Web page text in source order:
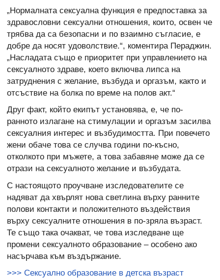
„Нормалната сексуална функция е предпоставка за
здравословни сексуални отношения, които, освен че
трябва да са безопасни и по взаимно съгласие, е
добре да носят удоволствие.“, коментира Пераджин.
„Насладата също е приоритет при управлението на
сексуалното здраве, което включва липса на
затруднения с желание, възбуда и оргазъм, както и
отсъствие на болка по време на полов акт.“
Друг факт, който екипът установява, е, че по-
ранното излагане на стимулации и оргазъм засилва
сексуалния интерес и възбудимостта. При повечето
жени обаче това се случва години по-късно,
отколкото при мъжете, а това забавяне може да се
отрази на сексуалното желание и възбудата.
С настоящото проучване изследователите се
надяват да хвърлят нова светлина върху ранните
полови контакти и положителното въздействия
върху сексуалните отношения в по-зряла възраст.
Те също така очакват, че това изследване ще
промени сексуалното образование – особено ако
насърчава към въздържание.
>>> Сексуално образование в детска възраст